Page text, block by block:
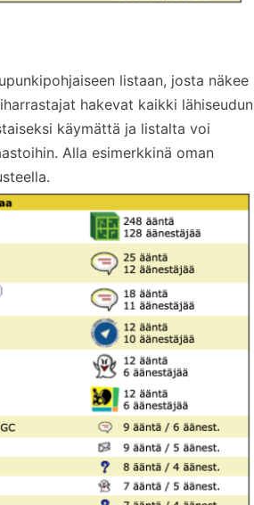
listaan, josta näkee
hakevat kaikki lähiseudun
käymättä ja listalta voi
Alla esimerkkinä oman